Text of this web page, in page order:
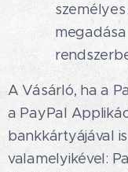
A Vásárló, ha a
a PayPal
bankkártyájával
valamelyikével: